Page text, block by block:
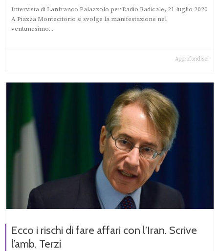
Intervista di Lanfranco Palazzolo per Radio Radicale, 21 luglio 2020
A Piazza Montecitorio si svolge la manifestazione nel
ventunesimo...
Approfondisci
Ecco i rischi di fare affari con l’Iran. Scrive
l’amb. Terzi